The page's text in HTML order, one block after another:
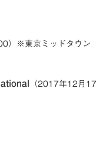
）※東京ミッドタウン
（2017年12月17